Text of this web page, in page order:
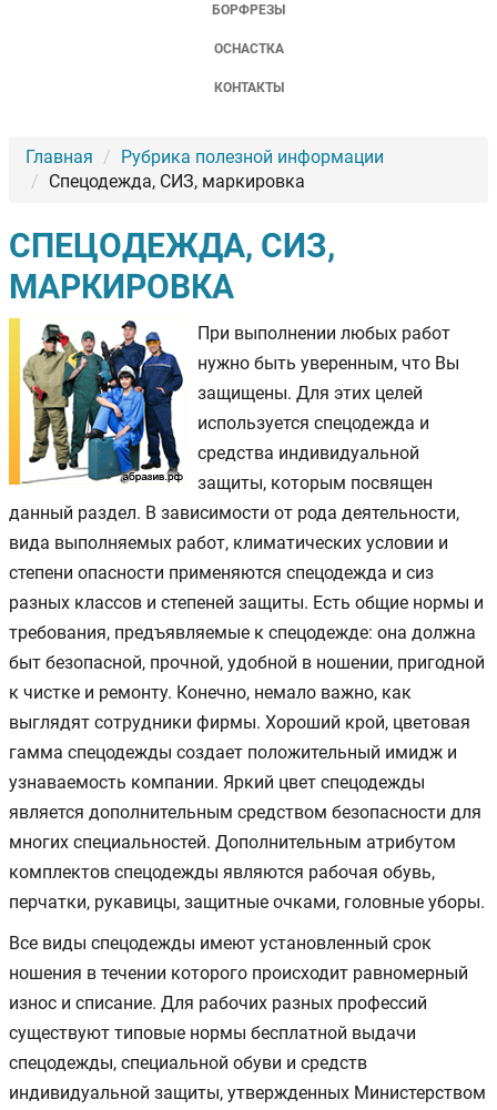
БОРФРЕЗЫ
ОСНАСТКА
КОНТАКТЫ
Главная
Рубрика полезной информации
Спецодежда, СИЗ, маркировка
СПЕЦОДЕЖДА, СИЗ,
МАРКИРОВКА
При выполнении любых работ
нужно быть уверенным, что Вы
защищены. Для этих целей
используется спецодежда и
средства индивидуальной
защиты, которым посвящен
данный раздел. В зависимости от рода деятельности,
вида выполняемых работ, климатических условии и
степени опасности применяются спецодежда и сиз
разных классов и степеней защиты. Есть общие нормы и
требования, предъявляемые к спецодежде: она должна
быт безопасной, прочной, удобной в ношении, пригодной
к чистке и ремонту. Конечно, немало важно, как
выглядят сотрудники фирмы. Хороший крой, цветовая
гамма спецодежды создает положительный имидж и
узнаваемость компании. Яркий цвет спецодежды
является дополнительным средством безопасности для
многих специальностей. Дополнительным атрибутом
комплектов спецодежды являются рабочая обувь,
перчатки, рукавицы, защитные очками, головные уборы.
Все виды спецодежды имеют установленный срок
ношения в течении которого происходит равномерный
износ и списание. Для рабочих разных профессий
существуют типовые нормы бесплатной выдачи
спецодежды, специальной обуви и средств
индивидуальной защиты, утвержденных Министерством